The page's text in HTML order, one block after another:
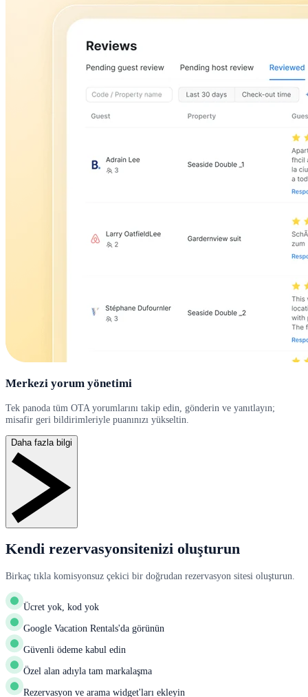
Merkezi yorum yönetimi
Tek panoda tüm OTA yorumlarını takip edin, gönderin ve yanıtlayın;
misafir geri bildirimleriyle puanınızı yükseltin.
Daha fazla bilgi
Kendi rezervasyonsitenizi oluşturun
Birkaç tıkla komisyonsuz çekici bir doğrudan rezervasyon sitesi oluşturun.
Ücret yok, kod yok
Google Vacation Rentals'da görünün
Güvenli ödeme kabul edin
Özel alan adıyla tam markalaşma
Rezervasyon ve arama widget'ları ekleyin